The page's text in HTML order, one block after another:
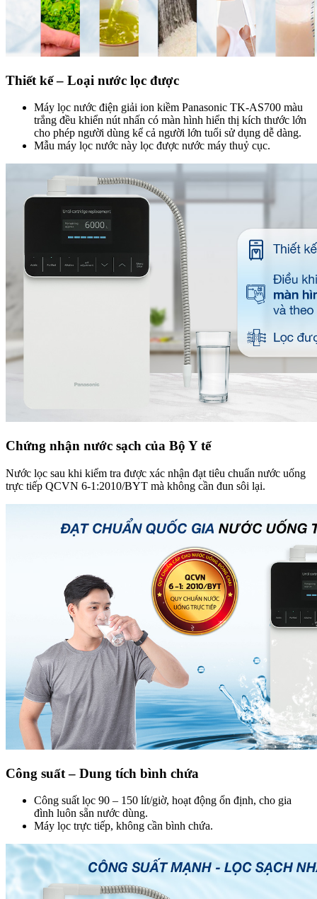
Thiết kế – Loại nước lọc được
Máy lọc nước điện giải ion kiềm Panasonic TK-AS700 màu
trắng đều khiển nút nhấn có màn hình hiển thị kích thước lớn
cho phép người dùng kể cả người lớn tuổi sử dụng dễ dàng.
Mẫu máy lọc nước này lọc được nước máy thuỷ cục.
Chứng nhận nước sạch của Bộ Y tế
Nước lọc sau khi kiểm tra được xác nhận đạt tiêu chuẩn nước uống
trực tiếp QCVN 6-1:2010/BYT mà không cần đun sôi lại.
Công suất – Dung tích bình chứa
Công suất lọc 90 – 150 lít/giờ, hoạt động ổn định, cho gia
đình luôn sẵn nước dùng.
Máy lọc trực tiếp, không cần bình chứa.